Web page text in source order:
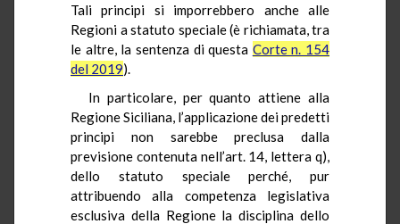
Tali principi si imporrebbero anche alle
Regioni a statuto speciale (è richiamata, tra
le altre, la sentenza di questa Corte n. 154
del 2019).
In particolare, per quanto attiene alla
Regione Siciliana, l’applicazione dei predetti
principi non sarebbe preclusa dalla
previsione contenuta nell’art. 14, lettera q),
dello statuto speciale perché, pur
attribuendo alla competenza legislativa
esclusiva della Regione la disciplina dello